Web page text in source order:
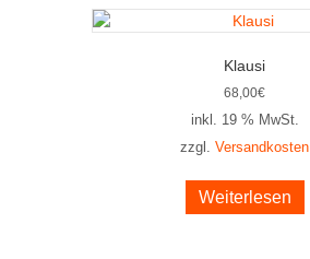
Klausi
68,00€
inkl. 19 % MwSt.
zzgl. Versandkosten
Weiterlesen